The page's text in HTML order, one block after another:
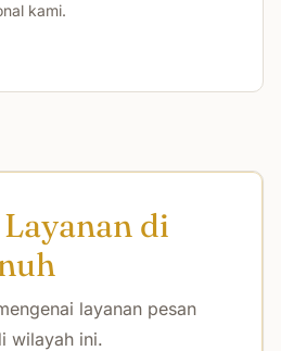
kami.
di
layanan pesan
wilayah ini.